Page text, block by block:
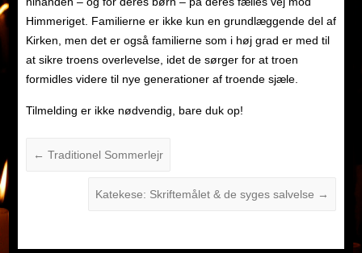
Himmeriget. Familierne er ikke kun en grundlæggende del af
Kirken, men det er også familierne som i høj grad er med til
at sikre troens overlevelse, idet de sørger for at troen
formidles videre til nye generationer af troende sjæle.
Tilmelding er ikke nødvendig, bare duk op!
← Traditionel Sommerlejr
Katekese: Skriftemålet & de syges salvelse →